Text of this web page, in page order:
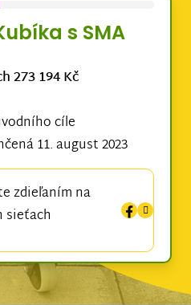
s SMA
273 194 Kč
cíle
11. august 2023
zdieľaním na
sieťach